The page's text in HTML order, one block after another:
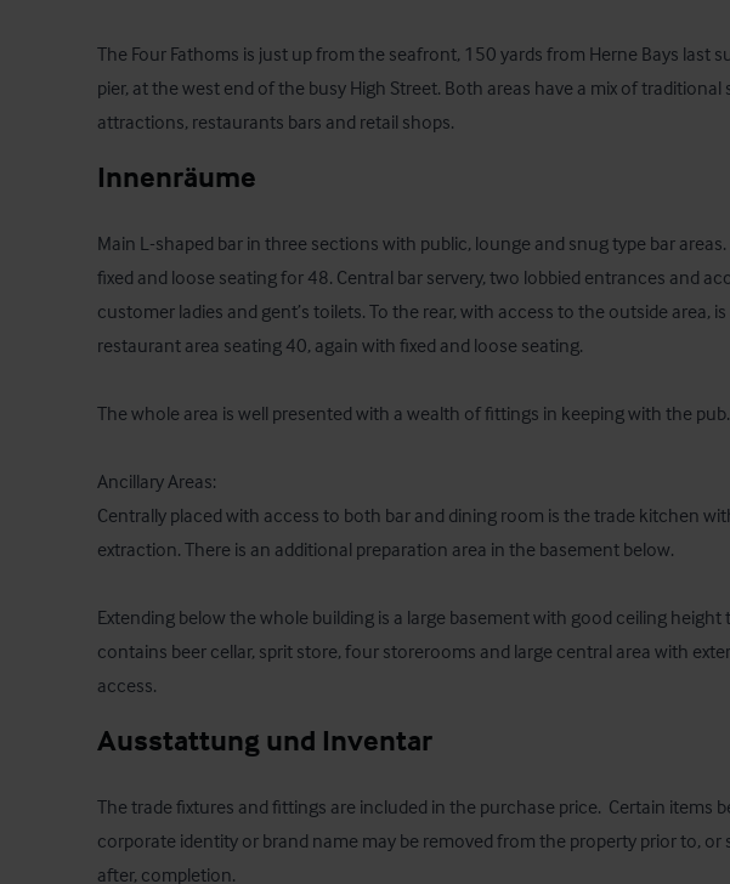
The Four Fathoms is just up from the seafront, 150 yards from Herne Bays last
pier, at the west end of the busy High Street. Both areas have a mix of traditional
attractions, restaurants bars and retail shops.
Innenräume
Main L-shaped bar in three sections with public, lounge and snug type bar areas.
fixed and loose seating for 48. Central bar servery, two lobbied entrances and
customer ladies and gent’s toilets. To the rear, with access to the outside area, is
restaurant area seating 40, again with fixed and loose seating.
The whole area is well presented with a wealth of fittings in keeping with the pub.
Ancillary Areas:
Centrally placed with access to both bar and dining room is the trade kitchen
extraction. There is an additional preparation area in the basement below.
Extending below the whole building is a large basement with good ceiling height
contains beer cellar, sprit store, four storerooms and large central area with
access.
Ausstattung und Inventar
The trade fixtures and fittings are included in the purchase price.  Certain items
corporate identity or brand name may be removed from the property prior to, or
after, completion.